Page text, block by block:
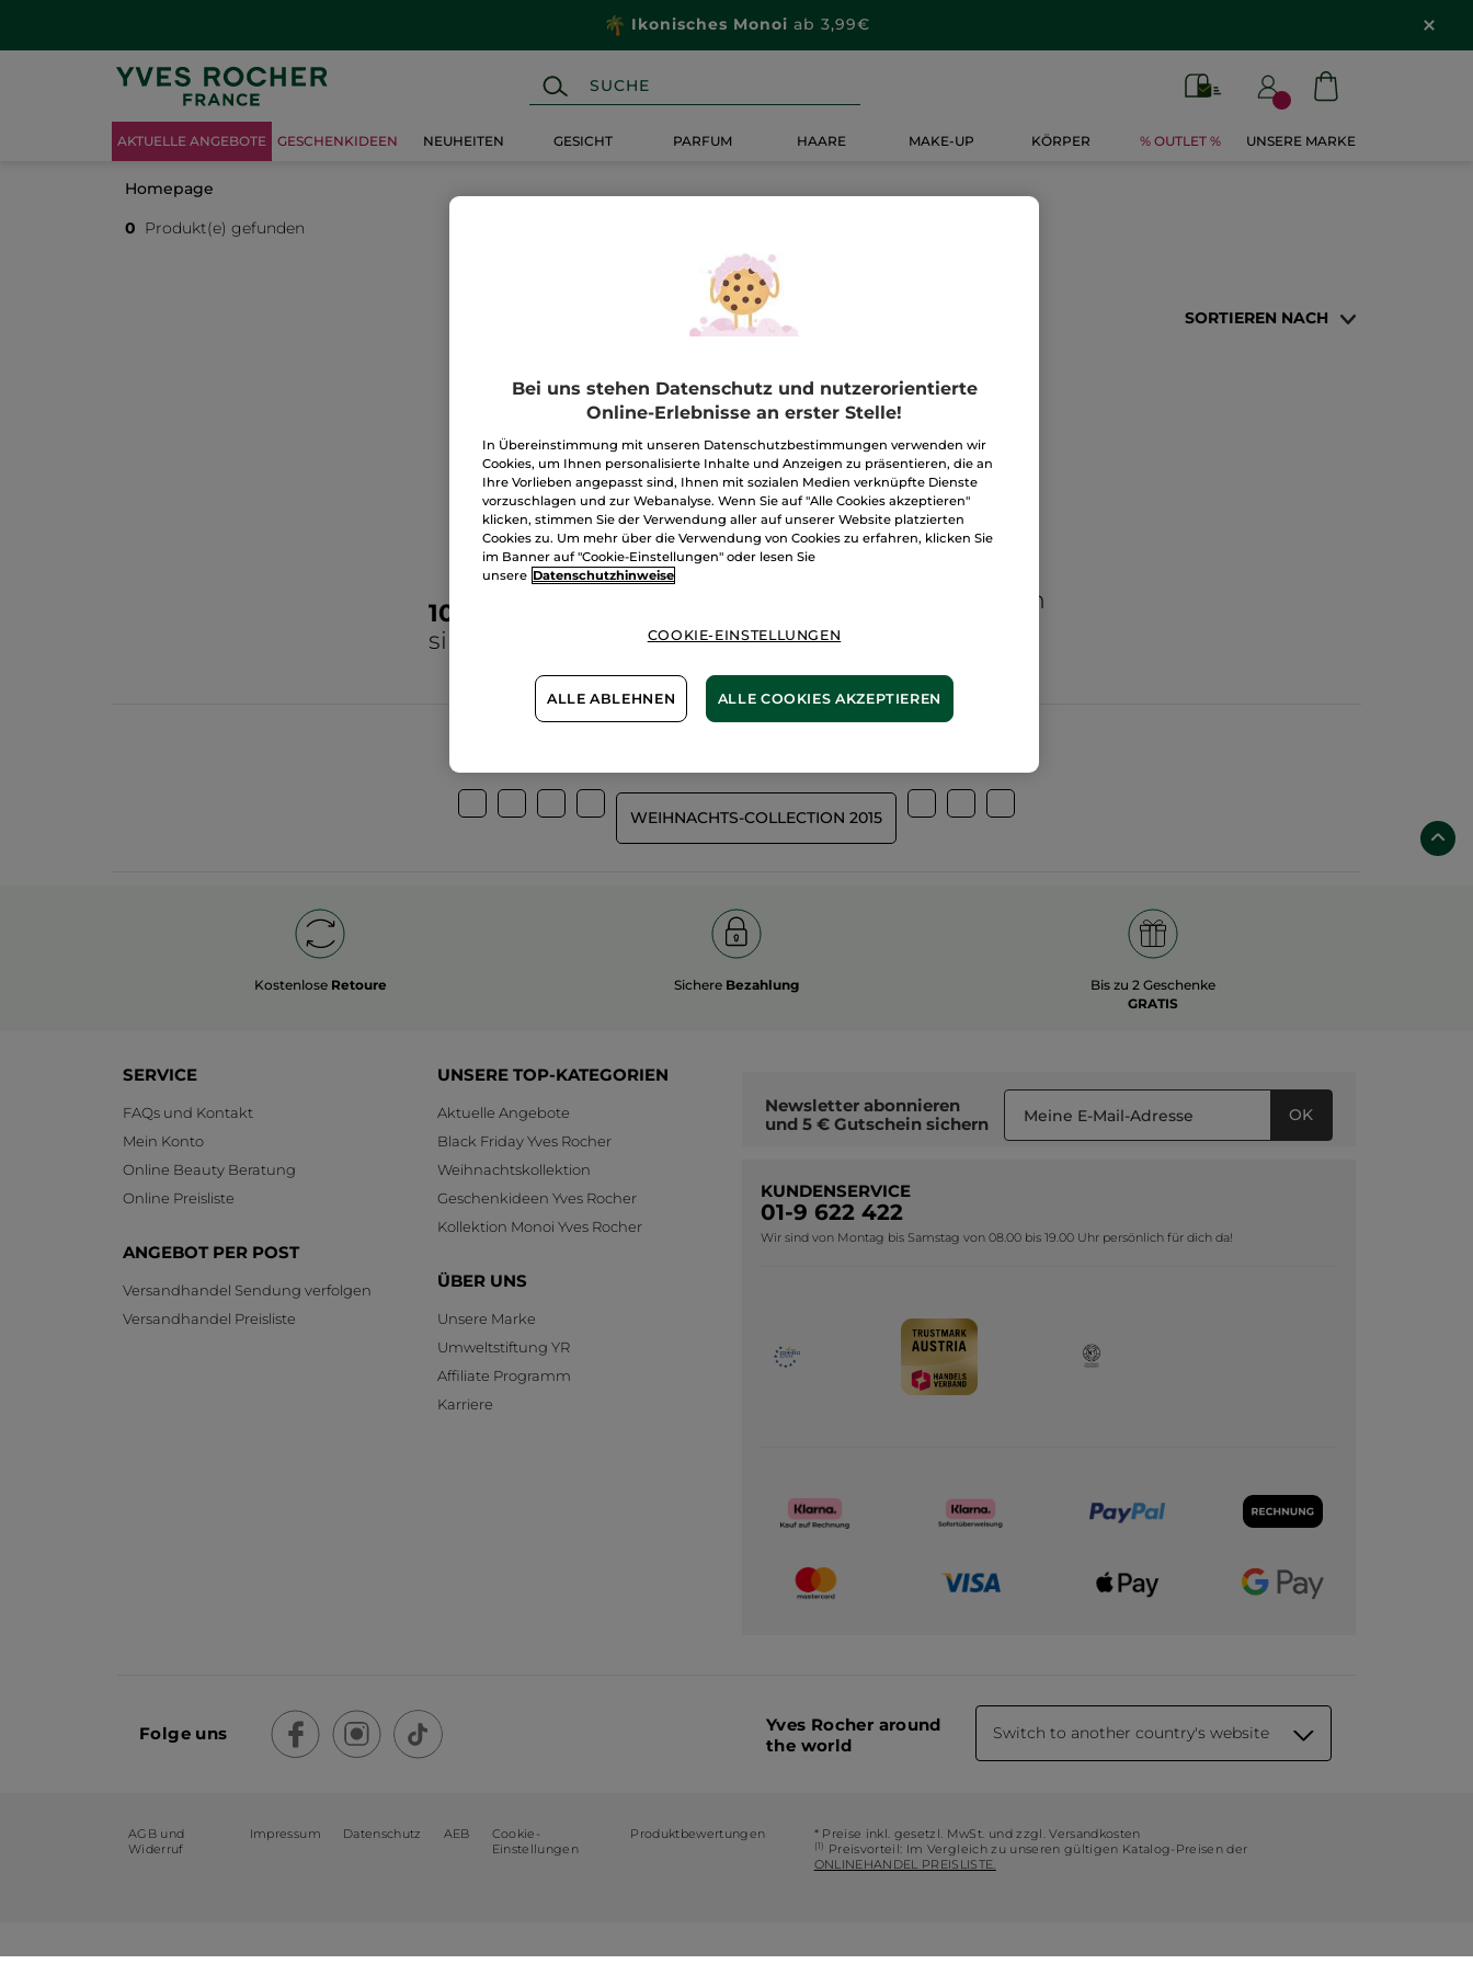
Ikonisches Monoi ab 3,99€
AKTUELLE ANGEBOTE GESCHENKIDEEN NEUHEITEN GESICHT PARFUM HAARE MAKE-UP KÖRPER % OUTLET % UNSERE MARKE
Homepage
0 Produkt(e) gefunden
SORTIEREN NACH
100%
sind
Wir bewirtschaften
unsere Felder
WEIHNACHTS-COLLECTION 2015
Kostenlose Retoure Sichere Bezahlung
Bis zu 2 Geschenke
GRATIS
SERVICE
FAQs und Kontakt
Mein Konto
Online Beauty Beratung
Online Preisliste
ANGEBOT PER POST
Versandhandel Sendung verfolgen
Versandhandel Preisliste
UNSERE TOP-KATEGORIEN
Aktuelle Angebote
Black Friday Yves Rocher
Weihnachtskollektion
Geschenkideen Yves Rocher
Kollektion Monoi Yves Rocher
ÜBER UNS
Unsere Marke
Umweltstiftung YR
Affiliate Programm
Karriere
Newsletter abonnieren
und 5 € Gutschein sichern OK
KUNDENSERVICE
01-9 622 422
Wir sind von Montag bis Samstag von 08.00 bis 19.00 Uhr persönlich für dich da!
Folge uns
Yves Rocher around
the world
Switch to another country's website
AGB und
Widerruf
Impressum Datenschutz AEB
Cookie-
Einstellungen
Produktbewertungen * Preise inkl. gesetzl. MwSt. und zzgl. Versandkosten
(1) Preisvorteil: Im Vergleich zu unseren gültigen Katalog-Preisen der
ONLINEHANDEL PREISLISTE.
Bei uns stehen Datenschutz und nutzerorientierte
Online-Erlebnisse an erster Stelle!
In Übereinstimmung mit unseren Datenschutzbestimmungen verwenden wir
Cookies, um Ihnen personalisierte Inhalte und Anzeigen zu präsentieren, die an
Ihre Vorlieben angepasst sind, Ihnen mit sozialen Medien verknüpfte Dienste
vorzuschlagen und zur Webanalyse. Wenn Sie auf "Alle Cookies akzeptieren"
klicken, stimmen Sie der Verwendung aller auf unserer Website platzierten
Cookies zu. Um mehr über die Verwendung von Cookies zu erfahren, klicken Sie
im Banner auf "Cookie-Einstellungen" oder lesen Sie
unsere Datenschutzhinweise
COOKIE-EINSTELLUNGEN
ALLE ABLEHNEN ALLE COOKIES AKZEPTIEREN